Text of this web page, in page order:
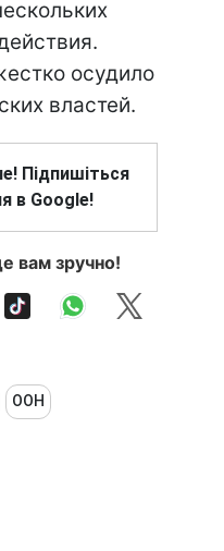
осудило
властей.
Підпишіться
в Google!
вам зручно!
ООН